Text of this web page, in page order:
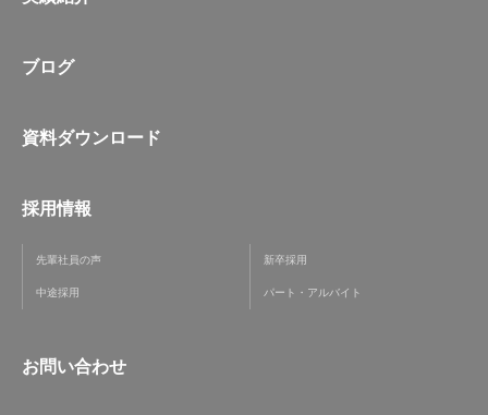
ブログ
資料ダウンロード
採用情報
先輩社員の声 新卒採用
中途採用 パート・アルバイト
お問い合わせ